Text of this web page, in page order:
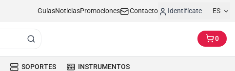
GuíasNoticiasPromociones Contacto Identifícate ES
0
SOPORTES INSTRUMENTOS